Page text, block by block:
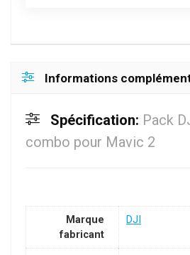
Informations
Spécification: Pack
combo pour Mavic 2
Marque
fabricant
DJI